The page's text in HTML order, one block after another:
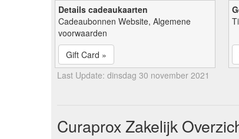
Details cadeaukaarten
Cadeaubonnen Website, Algemene
voorwaarden
Gift Card »
Last Update: dinsdag 30 november 2021
Curaprox Zakelijk